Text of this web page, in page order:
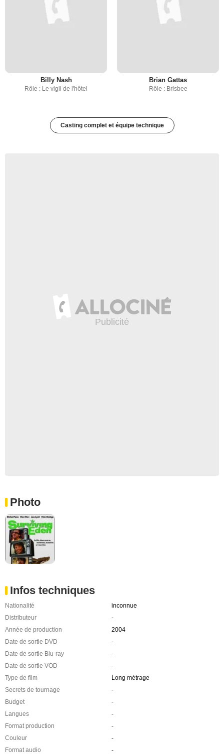
Billy Nash
Rôle : Le vigil de l'hôtel
Brian Gattas
Rôle : Brisbee
Casting complet et équipe technique
Photo
Infos techniques
Nationalité
inconnue
Distributeur
-
Année de production
2004
Date de sortie DVD
-
Date de sortie Blu-ray
-
Date de sortie VOD
-
Type de film
Long métrage
Secrets de tournage
-
Budget
-
Langues
-
Format production
-
Couleur
-
Format audio
-